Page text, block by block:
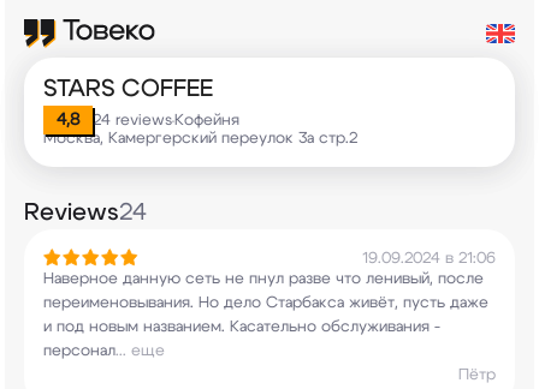
STARS COFFEE
4,8 24 reviews•Кофейня
Москва, Камергерский переулок 3а стр.2
Reviews24
19.09.2024 в 21:06
Наверное данную сеть не пнул разве что ленивый, после
переименовывания. Но дело Старбакса живёт, пусть даже
и под новым названием. Касательно обслуживания -
персонал... еще
Пётр